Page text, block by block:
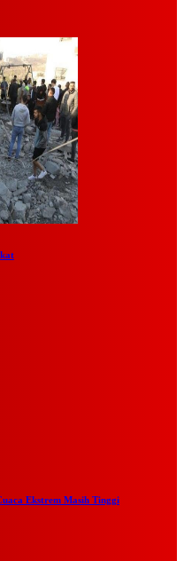
Ekstrem Masih Tinggi